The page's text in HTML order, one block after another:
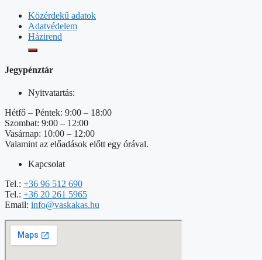
Közérdekű adatok
Adatvédelem
Házirend
Jegypénztár
Nyitvatartás:
Hétfő – Péntek: 9:00 – 18:00
Szombat: 9:00 – 12:00
Vasárnap: 10:00 – 12:00
Valamint az előadások előtt egy órával.
Kapcsolat
Tel.: +36 96 512 690
Tel.: +36 20 261 5965
Email: info@vaskakas.hu